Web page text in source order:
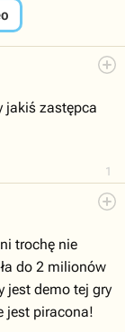
1
jakiś zastępca
trochę nie
do 2 milionów
jest demo tej gry
jest piracona!